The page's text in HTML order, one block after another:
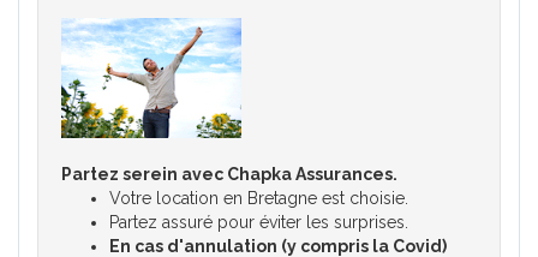
Partez serein avec Chapka Assurances.
Votre location en Bretagne est choisie.
Partez assuré pour éviter les surprises.
En cas d'annulation (y compris la Covid)